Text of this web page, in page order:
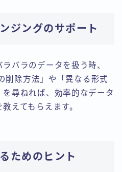
ジングのサポート
バラのデータを扱う時、
削除方法」や「異なる形式
尋ねれば、効率的なデータ
えてもらえます。
ためのヒント